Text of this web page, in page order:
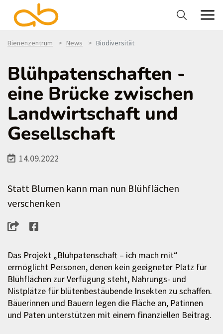
Bienenzentrum News Biodiversität
Blühpatenschaften -
eine Brücke zwischen
Landwirtschaft und
Gesellschaft
14.09.2022
Statt Blumen kann man nun Blühflächen
verschenken
Das Projekt „Blühpatenschaft – ich mach mit“
ermöglicht Personen, denen kein geeigneter Platz für
Blühflächen zur Verfügung steht, Nahrungs- und
Nistplätze für blütenbestäubende Insekten zu schaffen.
Bäuerinnen und Bauern legen die Fläche an, Patinnen
und Paten unterstützen mit einem finanziellen Beitrag.